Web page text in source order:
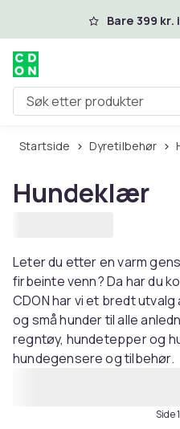
Hopp til hovedinnhold
Bare 399
Søk etter produkter
Startside Dyretilbehør
Hundeklær
Leter du etter en varm
firbeinte venn? Da har du
CDON har vi et bredt
og små hunder til alle
regntøy, hundetepper og
hundegensere og tilbehør.
Side